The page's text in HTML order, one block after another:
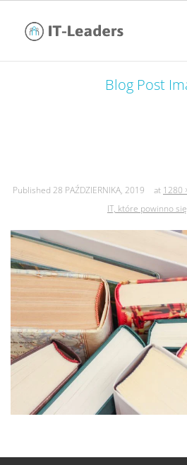
Blog Post
Published 28 PAŹDZIERNIKA, 2019 at 1280
IT, które powinno